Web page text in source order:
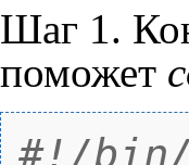
Шаг 1.
поможет
#!/bin/